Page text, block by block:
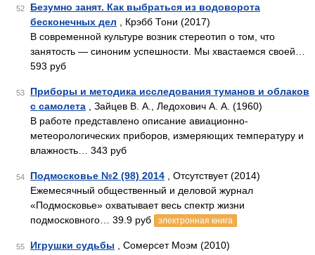
52
Безумно занят. Как выбраться из водоворота
бесконечных дел , Крэбб Тони (2017)
В современной культуре возник стереотип о том, что
занятость — синоним успешности. Мы хвастаемся своей…
593 руб
53
Приборы и методика исследования туманов и облаков
с самолета , Зайцев В. А., Ледохович А. А. (1960)
В работе представлено описание авиационно-
метеорологических приборов, измеряющих температуру и
влажность… 343 руб
54 Подмосковье №2 (98) 2014 , Отсутствует (2014)
Ежемесячный общественный и деловой журнал
«Подмосковье» охватывает весь спектр жизни
подмосковного… 39.9 руб
электронная книга
55 Игрушки судьбы , Сомерсет Моэм (2010)